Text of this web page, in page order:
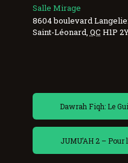
Salle Mirage
8604 boulevard
Saint-Léonard QC H1P
Dawrah Fiqh: Le
JUMU’AH 2 –